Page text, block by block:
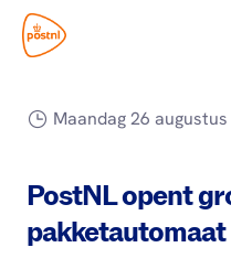
Maandag 26
PostNL opent
pakketautomaat